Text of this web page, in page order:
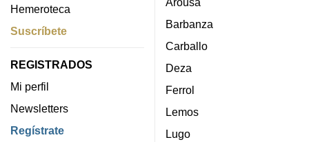
Hemeroteca
Suscríbete
REGISTRADOS
Mi perfil
Newsletters
Regístrate
Barbanza
Carballo
Deza
Ferrol
Lemos
Lugo